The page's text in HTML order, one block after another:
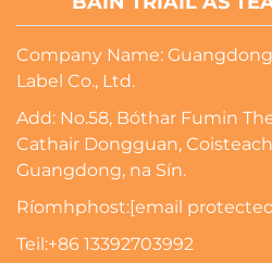
Company Name:
Label Co., Ltd.
Add: No.58, Bóthar Fumin
Cathair Dongguan, Coisteach
Guangdong, na Sín.
Ríomhphost:[email
Teil:+86 13392703992